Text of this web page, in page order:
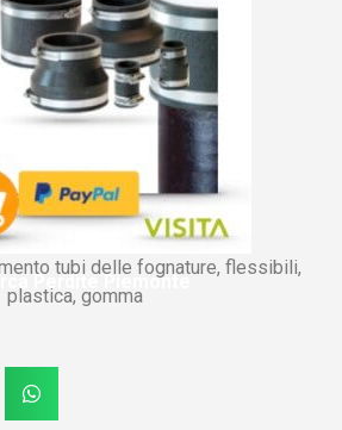
tubi delle fognature, flessibili,
plastica, gomma
Perdite Piemonte